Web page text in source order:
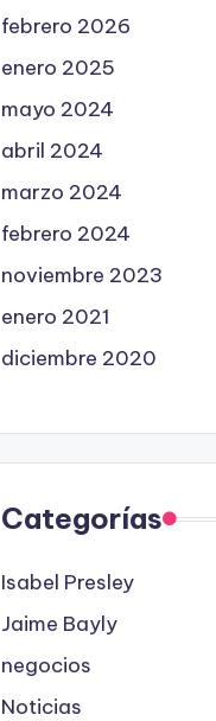
febrero 2026
enero 2025
mayo 2024
abril 2024
marzo 2024
febrero 2024
noviembre 2023
enero 2021
diciembre 2020
Categorías
Isabel Presley
Jaime Bayly
negocios
Noticias